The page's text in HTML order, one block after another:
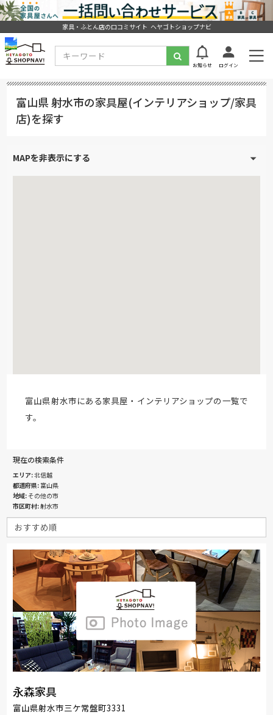
家具・ふとん店の口コミサイト ヘヤゴトショップナビ
お知らせ ログイン
富山県 射水市の家具屋(インテリアショップ/家具
店)を探す
富山県射水市にある家具屋・インテリアショップの一覧で
す。
現在の検索条件
エリア 北信越
都道府県 富山県
地域 その他の市
市区町村 射水市
永森家具
富山県射水市三ケ常盤町3331